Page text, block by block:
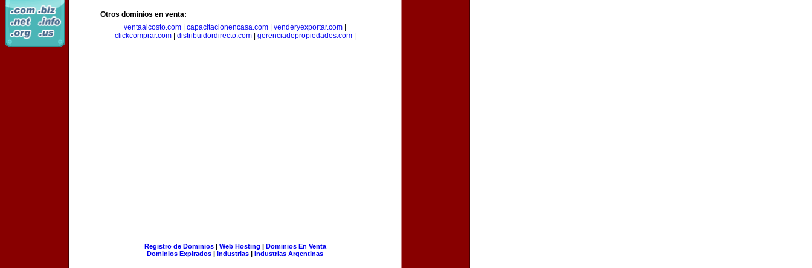
Otros dominios en venta:
ventaalcosto.com
capacitacionencasa.com venderyexportar.com
clickcomprar.com| distribuidordirecto.com| gerenciadepropiedades.com|
Registro de Dominios| Web Hosting | Dominios En Venta
Dominios Expirados | Industrias | Industrias Argentinas